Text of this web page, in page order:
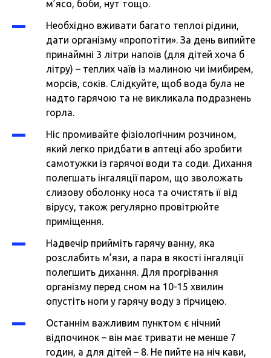
м’ясо, боби, нут тощо.
Необхідно вживати багато теплої рідини,
дати організму «пропотіти». За день випийте
принаймні 3 літри напоїв (для дітей хоча б
літру) – теплих чаїв із малиною чи імибирем,
морсів, соків. Слідкуйте, щоб вода була не
надто гарячою та не викликала подразнень
горла.
Ніс промивайте фізіологічним розчином,
який легко придбати в аптеці або зробити
самотужки із гарячої води та соди. Дихання
полегшать інгаляції паром, що зволожать
слизову оболонку носа та очистять її від
вірусу, також регулярно провітрюйте
приміщення.
Надвечір прийміть гарячу ванну, яка
розслабить м’язи, а пара в якості інгаляції
полегшить дихання. Для прогрівання
організму перед сном на 10-15 хвилин
опустіть ноги у гарячу воду з гірчицею.
Останнім важливим пунктом є нічний
відпочинок – він має тривати не менше 7
годин, а для дітей – 8. Не пийте на ніч кави,